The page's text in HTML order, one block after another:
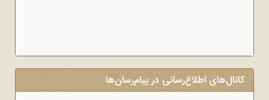
کانال‌های اطلاع‌رسانی در پیام‌رسان‌ها